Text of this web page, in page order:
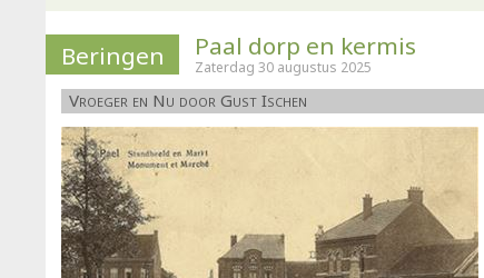
Beringen Paal dorp en kermis
Zaterdag 30 augustus 2025
Vroeger en Nu door Gust Ischen